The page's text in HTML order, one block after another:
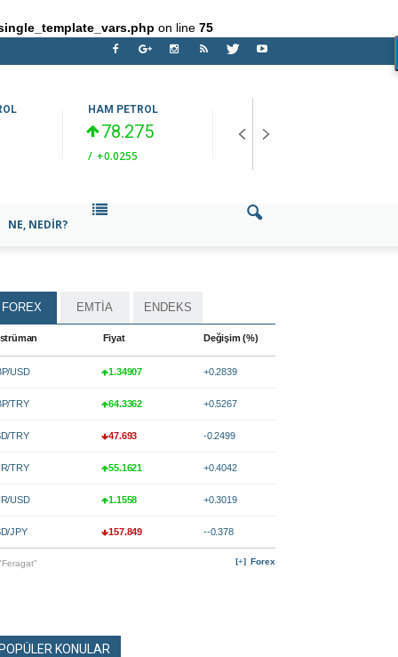
on line 75
HAM PETROL
78.275
/ +0.0255
55.1621
NE, NEDIR?
FOREX EMTİA ENDEKS
Fiyat Değişim (%)
USD 1.34907 +0.2839
TRY 64.3362 +0.5267
TRY 47.693 -0.2499
TRY 55.1621 +0.4042
USD 1.1558 +0.3019
JPY 157.849 --0.378
Forex
POPÜLER KONULAR